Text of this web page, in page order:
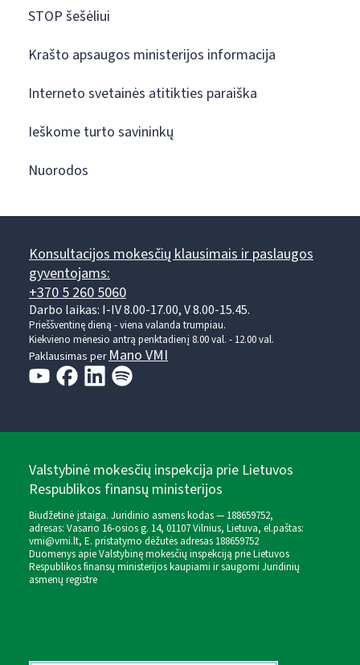
STOP šešėliui
Krašto apsaugos ministerijos informacija
Interneto svetainės atitikties paraiška
Ieškome turto savininkų
Nuorodos
Konsultacijos mokesčių klausimais ir paslaugos
gyventojams:
+370 5 260 5060
Darbo laikas: I-IV 8.00-17.00, V 8.00-15.45.
Prieššventinę dieną - viena valanda trumpiau.
Kiekvieno mėnesio antrą penktadienį 8.00 val. - 12.00 val.
Paklausimas per Mano VMI
Valstybinė mokesčių inspekcija prie Lietuvos
Respublikos finansų ministerijos
Biudžetinė įstaiga. Juridinio asmens kodas — 188659752,
adresas: Vasario 16-osios g. 14, 01107 Vilnius, Lietuva, el.paštas:
vmi@vmi.lt, E. pristatymo dėžutės adresas 188659752
Duomenys apie Valstybinę mokesčių inspekciją prie Lietuvos
Respublikos finansų ministerijos kaupiami ir saugomi Juridinių
asmenų registre